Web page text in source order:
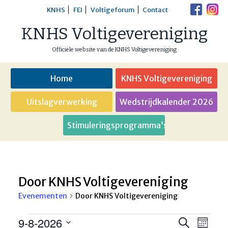
content
KNHS FEI Voltigeforum Contact
KNHS Voltigevereniging
Officiële website van de KNHS Voltigevereniging
Home KNHS Voltigevereniging
Uitslagverwerking Wedstrijdkalender 2026
Stimuleringsprogramma’s
Door KNHS Voltigevereniging
Evenementen Door KNHS Voltigevereniging
Evenementen Zoeken
9-8-2026